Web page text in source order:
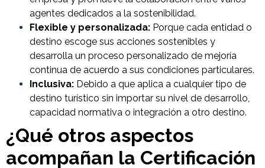
agentes dedicados a la sostenibilidad.
Flexible y personalizada: Porque cada entidad o
destino escoge sus acciones sostenibles y
desarrolla un proceso personalizado de mejoría
continua de acuerdo a sus condiciones particulares.
Inclusiva: Debido a que aplica a cualquier tipo de
destino turístico sin importar su nivel de desarrollo,
capacidad normativa o integración a otro destino.
¿Qué otros aspectos
acompañan la Certificación